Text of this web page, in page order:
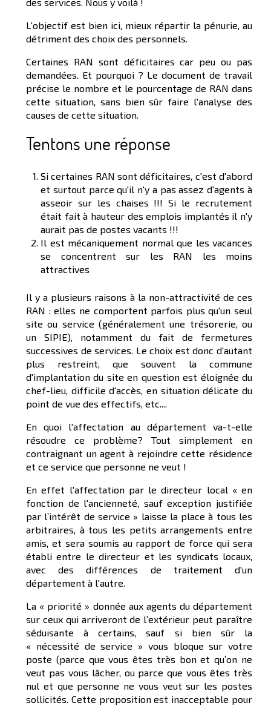
L'objectif est bien ici, mieux répartir la pénurie, au
détriment des choix des personnels.
Certaines RAN sont déficitaires car peu ou pas
demandées. Et pourquoi ? Le document de travail
précise le nombre et le pourcentage de RAN dans
cette situation, sans bien sûr faire l'analyse des
causes de cette situation.
Tentons une réponse
Si certaines RAN sont déficitaires, c'est d'abord
et surtout parce qu'il n'y a pas assez d'agents à
asseoir sur les chaises !!! Si le recrutement
était fait à hauteur des emplois implantés il n'y
aurait pas de postes vacants !!!
Il est mécaniquement normal que les vacances
se concentrent sur les RAN les moins
attractives
Il y a plusieurs raisons à la non-attractivité de ces
RAN : elles ne comportent parfois plus qu'un seul
site ou service (généralement une trésorerie, ou
un SIPIE), notamment du fait de fermetures
successives de services. Le choix est donc d'autant
plus restreint, que souvent la commune
d'implantation du site en question est éloignée du
chef-lieu, difficile d'accès, en situation délicate du
point de vue des effectifs, etc....
En quoi l'affectation au département va-t-elle
résoudre ce problème? Tout simplement en
contraignant un agent à rejoindre cette résidence
et ce service que personne ne veut !
En effet l'affectation par le directeur local « en
fonction de l'ancienneté, sauf exception justifiée
par l’intérêt de service » laisse la place à tous les
arbitraires, à tous les petits arrangements entre
amis, et sera soumis au rapport de force qui sera
établi entre le directeur et les syndicats locaux,
avec des différences de traitement d'un
département à l'autre.
La « priorité » donnée aux agents du département
sur ceux qui arriveront de l’extérieur peut paraître
séduisante à certains, sauf si bien sûr la
« nécessité de service » vous bloque sur votre
poste (parce que vous êtes très bon et qu’on ne
veut pas vous lâcher, ou parce que vous êtes très
nul et que personne ne vous veut sur les postes
sollicités. Cette proposition est inacceptable pour